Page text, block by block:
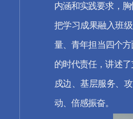
内涵和实践要求，
把学习成果融入班
量、青年担当四个
的时代责任，讲述
戍边、基层服务、
动、倍感振奋。